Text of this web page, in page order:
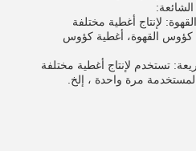
لإنتاج أغطية مختلفة
كؤوس القهوة، أغطية كؤوس
تستخدم لإنتاج أغطية مختلفة
مرة واحدة ، إلخ.